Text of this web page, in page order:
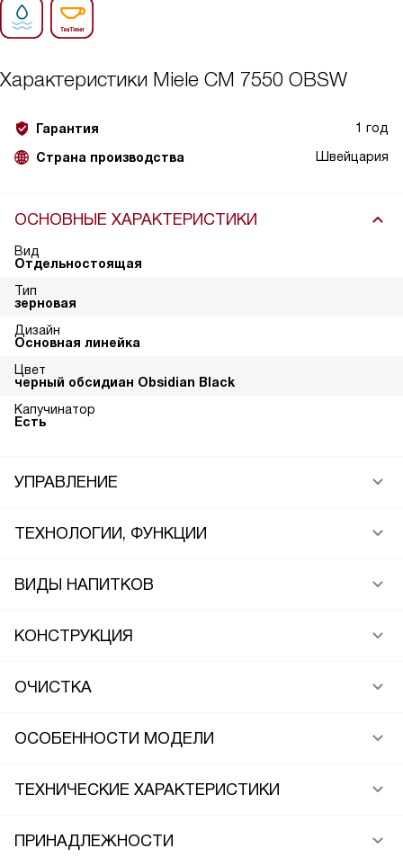
Характеристики Miele CM 7550 OBSW
Гарантия 1 год
Страна производства Швейцария
ОСНОВНЫЕ ХАРАКТЕРИСТИКИ
Вид
Отдельностоящая
Тип
зерновая
Дизайн
Основная линейка
Цвет
черный обсидиан Obsidian Black
Капучинатор
Есть
УПРАВЛЕНИЕ
ТЕХНОЛОГИИ, ФУНКЦИИ
ВИДЫ НАПИТКОВ
КОНСТРУКЦИЯ
ОЧИСТКА
ОСОБЕННОСТИ МОДЕЛИ
ТЕХНИЧЕСКИЕ ХАРАКТЕРИСТИКИ
ПРИНАДЛЕЖНОСТИ